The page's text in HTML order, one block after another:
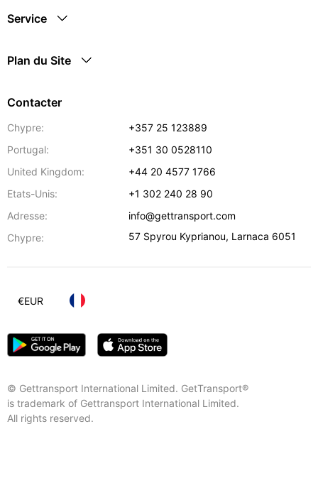
Service
Plan du Site
Contacter
Chypre:
+357 25 123889
Portugal:
+351 30 0528110
United Kingdom:
+44 20 4577 1766
Etats-Unis:
+1 302 240 28 90
Adresse:
info@gettransport.com
Chypre:
57 Spyrou Kyprianou, Larnaca 6051
© Gettransport International Limited. GetTransport®
is trademark of Gettransport International Limited.
All rights reserved.
€EUR